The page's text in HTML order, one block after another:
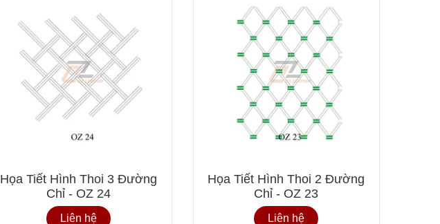
Họa Tiết Hình Thoi 3 Đường
Chỉ - OZ 24
Liên hệ
Họa Tiết Hình Thoi 2 Đường
Chỉ - OZ 23
Liên hệ